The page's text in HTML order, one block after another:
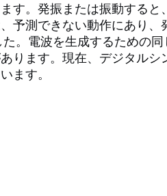
す。発振または振動すると
予測できない動作にあり、
。電波を生成するための
ります。現在、デジタルシ
ます。